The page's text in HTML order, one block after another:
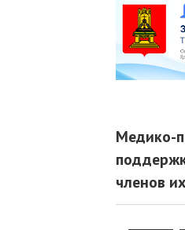
Медико-
членов